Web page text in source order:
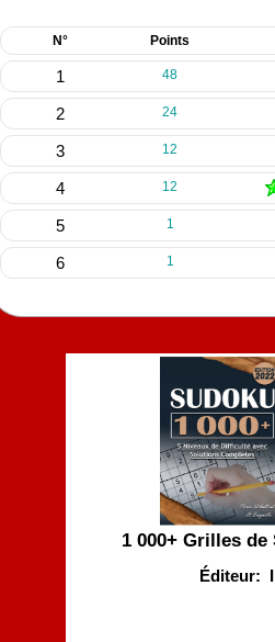
N° Points
1 48
2 24
3 12
4 12
5 1
6 1
1 000+ Grilles
Éditeur: